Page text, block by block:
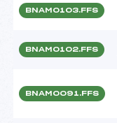
BNAM0103.FFS
BNAM0102.FFS
BNAM0091.FFS